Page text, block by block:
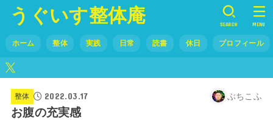
うぐいす整体庵
ホーム 整体 実践 日常 読書 休日 プロフィール
SEARCH MENU
整体 2022.03.17 ぶちこふ
お腹の充実感